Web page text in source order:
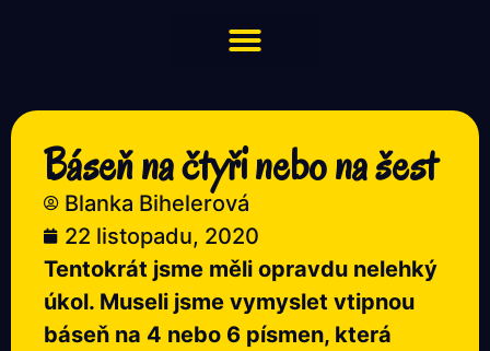
Báseň na čtyři nebo na šest
Blanka Bihelerová
22 listopadu, 2020
Tentokrát jsme měli opravdu nelehký
úkol. Museli jsme vymyslet vtipnou
báseň na 4 nebo 6 písmen, která